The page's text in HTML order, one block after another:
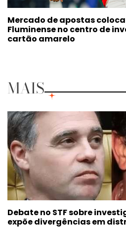
Mercado de apostas
Fluminense no centro de
cartão amarelo
MAIS
Debate no STF sobre
expõe divergências em